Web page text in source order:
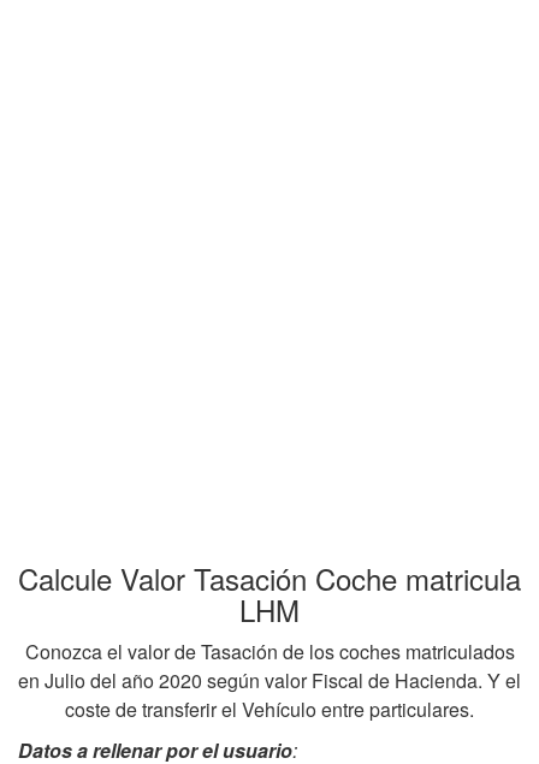
Calcule Valor Tasación Coche matricula
LHM
Conozca el valor de Tasación de los coches matriculados
en Julio del año 2020 según valor Fiscal de Hacienda. Y el
coste de transferir el Vehículo entre particulares.
Datos a rellenar por el usuario: